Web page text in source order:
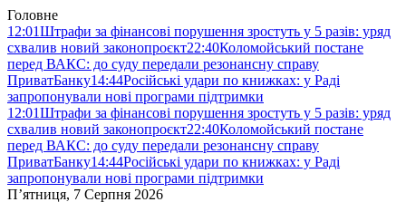
Головне
12:01Штрафи за фінансові порушення зростуть у 5 разів: уряд
схвалив новий законопроєкт22:40Коломойський постане
перед ВАКС: до суду передали резонансну справу
ПриватБанку14:44Російські удари по книжках: у Раді
запропонували нові програми підтримки
12:01Штрафи за фінансові порушення зростуть у 5 разів: уряд
схвалив новий законопроєкт22:40Коломойський постане
перед ВАКС: до суду передали резонансну справу
ПриватБанку14:44Російські удари по книжках: у Раді
запропонували нові програми підтримки
П’ятниця, 7 Серпня 2026